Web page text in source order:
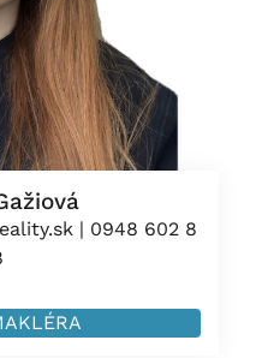
| 0948 602 8